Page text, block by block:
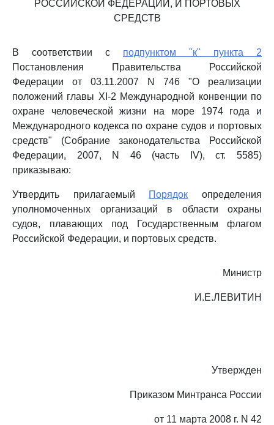
РОССИЙСКОЙ ФЕДЕРАЦИИ, И ПОРТОВЫХ
СРЕДСТВ
В соответствии с подпунктом "к" пункта 2
Постановления Правительства Российской
Федерации от 03.11.2007 N 746 "О реализации
положений главы XI-2 Международной конвенции по
охране человеческой жизни на море 1974 года и
Международного кодекса по охране судов и портовых
средств" (Собрание законодательства Российской
Федерации, 2007, N 46 (часть IV), ст. 5585)
приказываю:
Утвердить прилагаемый Порядок определения
уполномоченных организаций в области охраны
судов, плавающих под Государственным флагом
Российской Федерации, и портовых средств.
Министр
И.Е.ЛЕВИТИН
Утвержден
Приказом Минтранса России
от 11 марта 2008 г. N 42